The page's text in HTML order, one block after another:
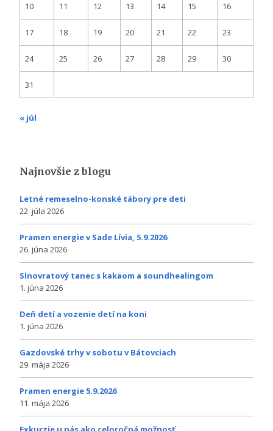
10 11 12 13 14 15 16
17 18 19 20 21 22 23
24 25 26 27 28 29 30
31
« júl
Najnovšie z blogu
Letné remeselno-konské tábory pre deti
22. júla 2026
Pramen energie v Sade Lívia, 5.9.2026
26. júna 2026
Slnovratový tanec s kakaom a soundhealingom
1. júna 2026
Deň detí a vozenie detí na koni
1. júna 2026
Gazdovské trhy v sobotu v Bátovciach
29. mája 2026
Pramen energie 5.9.2026
11. mája 2026